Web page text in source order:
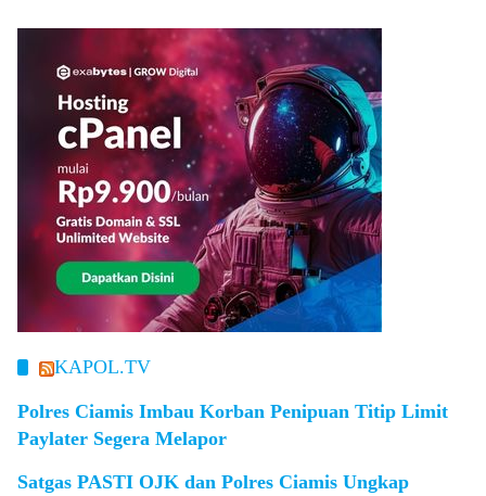
KAPOL.TV
Polres Ciamis Imbau Korban Penipuan Titip Limit
Paylater Segera Melapor
Satgas PASTI OJK dan Polres Ciamis Ungkap